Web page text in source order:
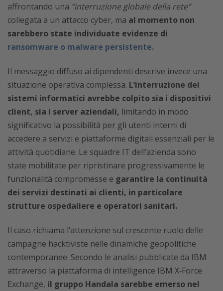
affrontando una “interruzione globale della rete”
collegata a un attacco cyber, ma al momento non
sarebbero state individuate evidenze di
ransomware o malware persistente.
Il messaggio diffuso ai dipendenti descrive invece una
situazione operativa complessa. L’interruzione dei
sistemi informatici avrebbe colpito sia i dispositivi
client, sia i server aziendali, limitando in modo
significativo la possibilità per gli utenti interni di
accedere a servizi e piattaforme digitali essenziali per le
attività quotidiane. Le squadre IT dell’azienda sono
state mobilitate per ripristinare progressivamente le
funzionalità compromesse e garantire la continuità
dei servizi destinati ai clienti, in particolare
strutture ospedaliere e operatori sanitari.
Il caso richiama l’attenzione sul crescente ruolo delle
campagne hacktiviste nelle dinamiche geopolitiche
contemporanee. Secondo le analisi pubblicate da IBM
attraverso la piattaforma di intelligence IBM X‑Force
Exchange, il gruppo Handala sarebbe emerso nel